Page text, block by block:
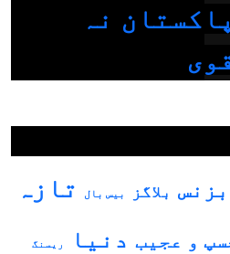
نہ
بزنس بلاگز بیس بال
تازہ
و عجیب دنیا ریسنگ